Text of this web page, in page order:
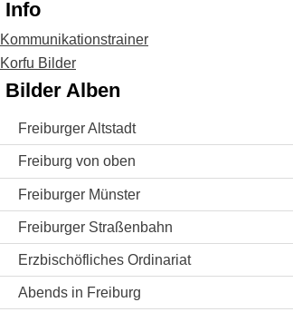
Info
Kommunikationstrainer
Korfu Bilder
Bilder Alben
Freiburger Altstadt
Freiburg von oben
Freiburger Münster
Freiburger Straßenbahn
Erzbischöfliches Ordinariat
Abends in Freiburg